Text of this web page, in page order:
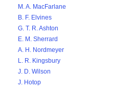
M. A. MacFarlane
B. F. Elvines
G. T. R. Ashton
E. M. Sherrard
A. H. Nordmeyer
L. R. Kingsbury
J. D. Wilson
J. Hotop